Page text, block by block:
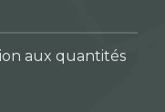
aux quantités